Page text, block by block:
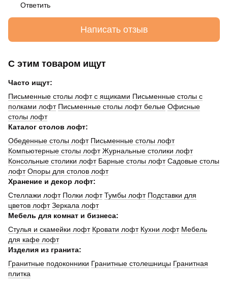
Ответить
Написать отзыв
С этим товаром ищут
Часто ищут:
Письменные столы лофт с ящиками Письменные столы с
полками лофт Письменные столы лофт белые Офисные
столы лофт
Каталог столов лофт:
Обеденные столы лофт Письменные столы лофт
Компьютерные столы лофт Журнальные столики лофт
Консольные столики лофт Барные столы лофт Садовые столы
лофт Опоры для столов лофт
Хранение и декор лофт:
Стеллажи лофт Полки лофт Тумбы лофт Подставки для
цветов лофт Зеркала лофт
Мебель для комнат и бизнеса:
Стулья и скамейки лофт Кровати лофт Кухни лофт Мебель
для кафе лофт
Изделия из гранита:
Гранитные подоконники Гранитные столешницы Гранитная
плитка